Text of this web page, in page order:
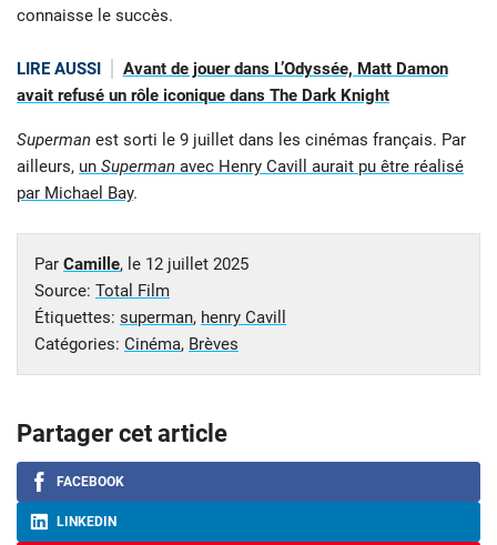
connaisse le succès.
LIRE AUSSI
Avant de jouer dans L’Odyssée, Matt Damon
avait refusé un rôle iconique dans The Dark Knight
Superman est sorti le 9 juillet dans les cinémas français. Par
ailleurs, un Superman avec Henry Cavill aurait pu être réalisé
par Michael Bay.
Par Camille, le 12 juillet 2025
Source: Total Film
Étiquettes: superman, henry Cavill
Catégories: Cinéma, Brèves
Partager cet article
FACEBOOK
LINKEDIN